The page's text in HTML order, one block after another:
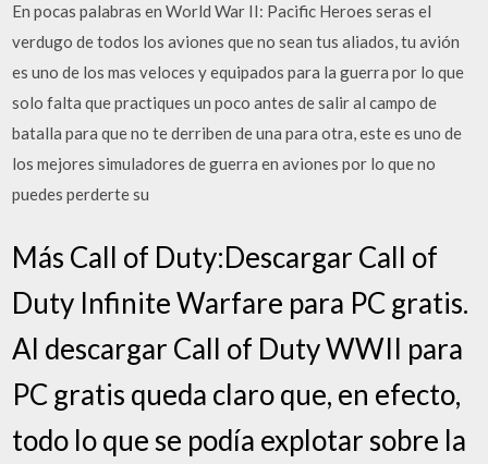
En pocas palabras en World War II: Pacific Heroes seras el
verdugo de todos los aviones que no sean tus aliados, tu avión
es uno de los mas veloces y equipados para la guerra por lo que
solo falta que practiques un poco antes de salir al campo de
batalla para que no te derriben de una para otra, este es uno de
los mejores simuladores de guerra en aviones por lo que no
puedes perderte su
Más Call of Duty:Descargar Call of
Duty Infinite Warfare para PC gratis.
Al descargar Call of Duty WWII para
PC gratis queda claro que, en efecto,
todo lo que se podía explotar sobre la